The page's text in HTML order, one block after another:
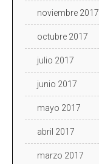
noviembre 2017
octubre 2017
julio 2017
junio 2017
mayo 2017
abril 2017
marzo 2017